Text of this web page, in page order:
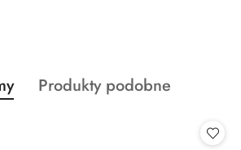
produktów
Produkty
Produkty podobne